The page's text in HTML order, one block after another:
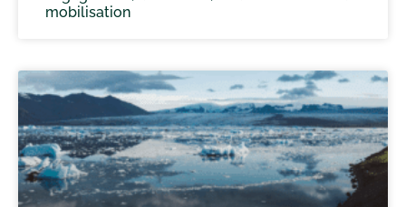
mobilisation